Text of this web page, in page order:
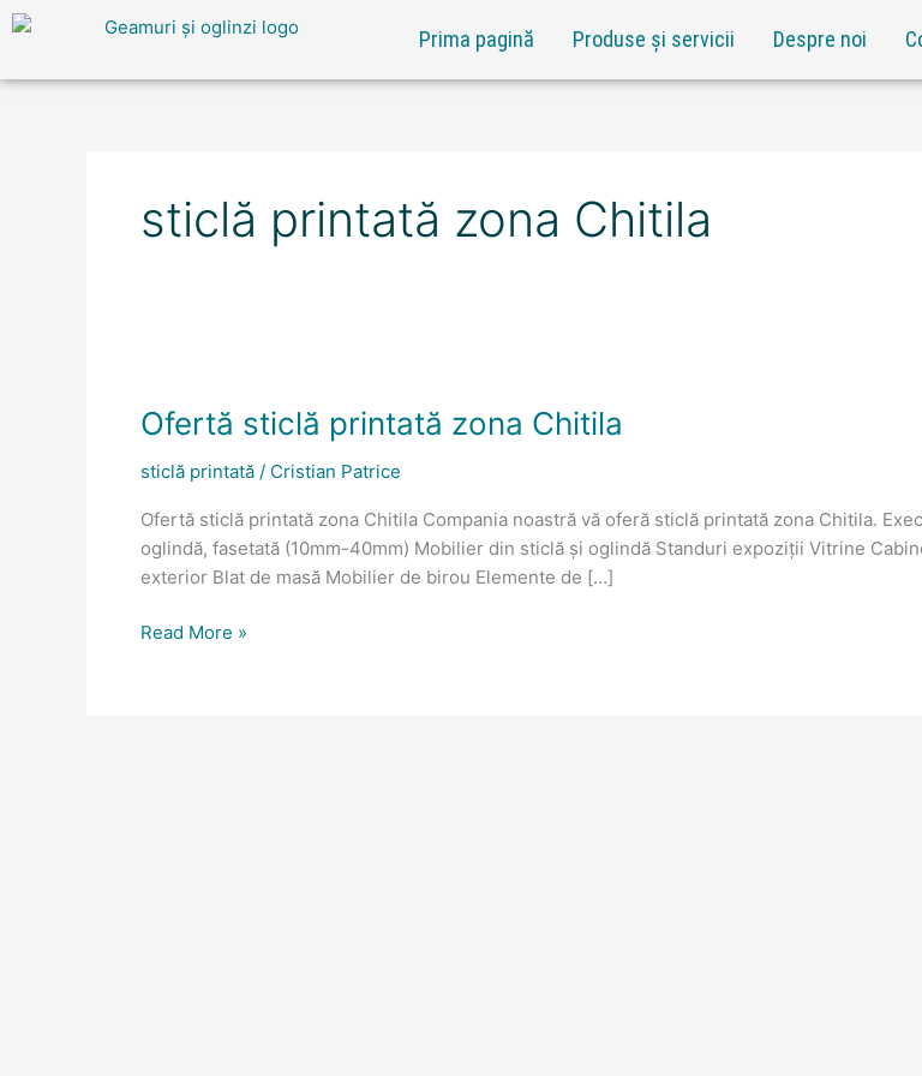
Skip
Prima pagină Produse și servicii Despre noi
sticlă printată zona Chitila
Ofertă sticlă printată zona Chitila
sticlă printată / Cristian Patrice
Ofertă sticlă printată zona Chitila Compania noastră vă oferă sticlă printată zona Chitila.
oglindă, fasetată (10mm-40mm) Mobilier din sticlă și oglindă Standuri expoziții Vitrine
exterior Blat de masă Mobilier de birou Elemente de […]
printată
Chitila
Read More »